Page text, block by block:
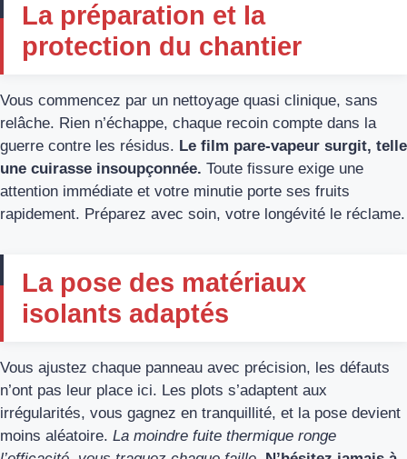
La préparation et la
protection du chantier
Vous commencez par un nettoyage quasi clinique, sans
relâche. Rien n’échappe, chaque recoin compte dans la
guerre contre les résidus. Le film pare-vapeur surgit, telle
une cuirasse insoupçonnée. Toute fissure exige une
attention immédiate et votre minutie porte ses fruits
rapidement. Préparez avec soin, votre longévité le réclame.
La pose des matériaux
isolants adaptés
Vous ajustez chaque panneau avec précision, les défauts
n’ont pas leur place ici. Les plots s’adaptent aux
irrégularités, vous gagnez en tranquillité, et la pose devient
moins aléatoire. La moindre fuite thermique ronge